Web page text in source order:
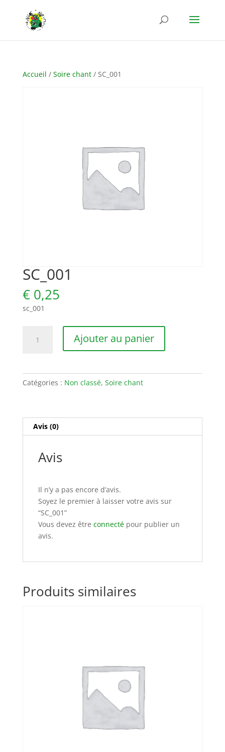
Accueil / Soire chant/ SC_001
SC_001
€0,25
sc_001
Ajouter au panier
Catégories : Non classé, Soire chant
Avis (0)
Avis
Il n’y a pas encore d’avis.
Soyez le premier à laisser votre avis sur
“SC_001”
Vous devez être connectépour publier un
avis.
Produits similaires